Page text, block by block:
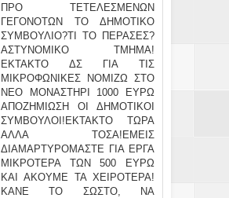
ΠΡΟ ΤΕΤΕΛΕΣΜΕΝΩΝ
ΓΕΓΟΝΟΤΩΝ ΤΟ ΔΗΜΟΤΙΚΟ
ΣΥΜΒΟΥΛΙΟ?ΤΙ ΤΟ ΠΕΡΑΣΕΣ?
ΑΣΤΥΝΟΜΙΚΟ ΤΜΗΜΑ!
ΕΚΤΑΚΤΟ ΔΣ ΓΙΑ ΤΙΣ
ΜΙΚΡΟΦΩΝΙΚΕΣ ΝΟΜΙΖΩ ΣΤΟ
ΝΕΟ ΜΟΝΑΣΤΗΡΙ 1000 ΕΥΡΩ
ΑΠΟΖΗΜΙΩΣΗ ΟΙ ΔΗΜΟΤΙΚΟΙ
ΣΥΜΒΟΥΛΟΙ!ΕΚΤΑΚΤΟ ΤΩΡΑ
ΑΛΛΑ ΤΟΣΑ!ΕΜΕΙΣ
ΔΙΑΜΑΡΤΥΡΟΜΑΣΤΕ ΓΙΑ ΕΡΓΑ
ΜΙΚΡΟΤΕΡΑ ΤΩΝ 500 ΕΥΡΩ
ΚΑΙ ΑΚΟΥΜΕ ΤΑ ΧΕΙΡΟΤΕΡΑ!
ΚΑΝΕ ΤΟ ΣΩΣΤΟ, ΝΑ